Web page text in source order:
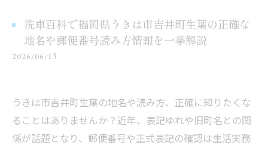
洗車百科で福岡県うきは市吉井町生葉の正確な
地名や郵便番号読み方情報を一挙解説
2026/06/13
うきは市吉井町生葉の地名や読み方、正確に知りたくな
ることはありませんか？近年、表記ゆれや旧町名との関
係が話題となり、郵便番号や正式表記の確認は生活実務